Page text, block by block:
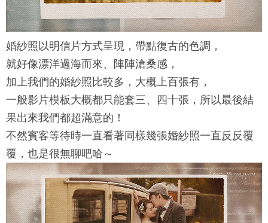
婚紗照以明信片方式呈現，帶點復古的色調，
就好像漂洋過海而來、陣陣滄桑感，
加上我們的婚紗照比較多，大概上百張有，
一般影片模板大概都只能套三、四十張，所以最後結
果出來我們都超滿意的！
不然賓客等待時一直看著同樣幾張婚紗照一直反反覆
覆，也是很無聊吧哈～